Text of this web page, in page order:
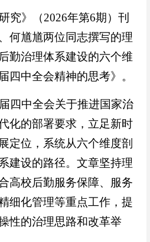
究》（2026年第6期）刊
何馗馗两位同志撰写的理
勤治理体系建设的六个维
中全会精神的思考》。
四中全会关于推进国家治
化的部署要求，立足新时
定位，系统从六个维度剖
建设的路径。文章坚持理
高校后勤服务保障、服务
细化管理等重点工作，提
性的治理思路和改革举